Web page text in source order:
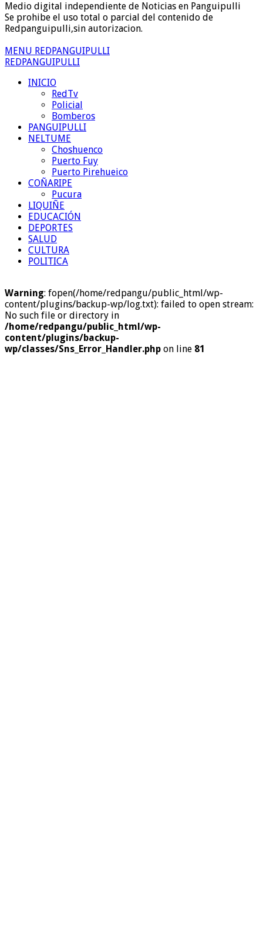
Medio digital independiente de Noticias en Panguipulli
Se prohibe el uso total o parcial del contenido de
Redpanguipulli,sin autorizacion.
MENU REDPANGUIPULLI
REDPANGUIPULLI
INICIO
RedTv
Policial
Bomberos
PANGUIPULLI
NELTUME
Choshuenco
Puerto Fuy
Puerto Pirehueico
COÑARIPE
Pucura
LIQUIÑE
EDUCACIÓN
DEPORTES
SALUD
CULTURA
POLITICA
Warning: fopen(/home/redpangu/public_html/wp-
content/plugins/backup-wp/log.txt): failed to open stream:
No such file or directory in
/home/redpangu/public_html/wp-
content/plugins/backup-
wp/classes/Sns_Error_Handler.php on line 81